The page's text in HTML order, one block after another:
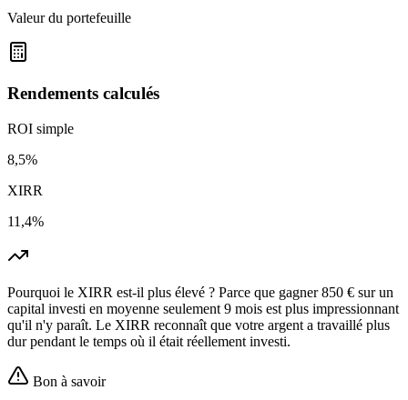
Valeur du portefeuille
Rendements calculés
ROI simple
8,5%
XIRR
11,4%
Pourquoi le XIRR est-il plus élevé ? Parce que gagner 850 € sur un
capital investi en moyenne seulement 9 mois est plus impressionnant
qu'il n'y paraît. Le XIRR reconnaît que votre argent a travaillé plus
dur pendant le temps où il était réellement investi.
Bon à savoir